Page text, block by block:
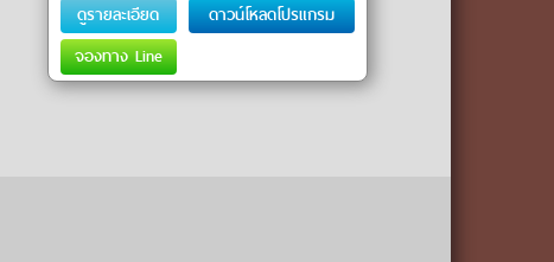
ดูรายละเอียด
ดาวน์โหลดโปรแกรม
จองทาง Line